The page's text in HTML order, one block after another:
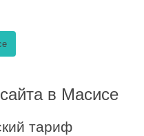
в Масисе
тариф